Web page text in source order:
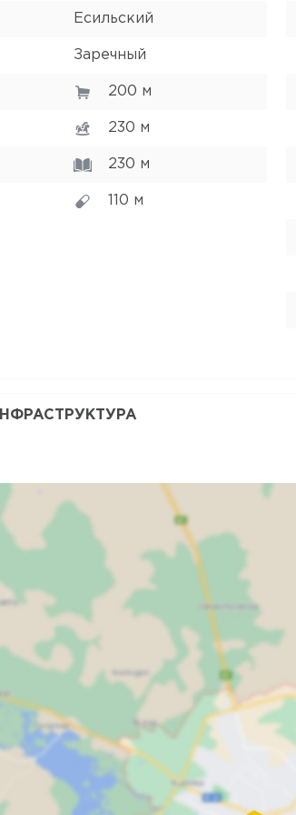
Есильский
Заречный
200 м
230 м
230 м
110 м